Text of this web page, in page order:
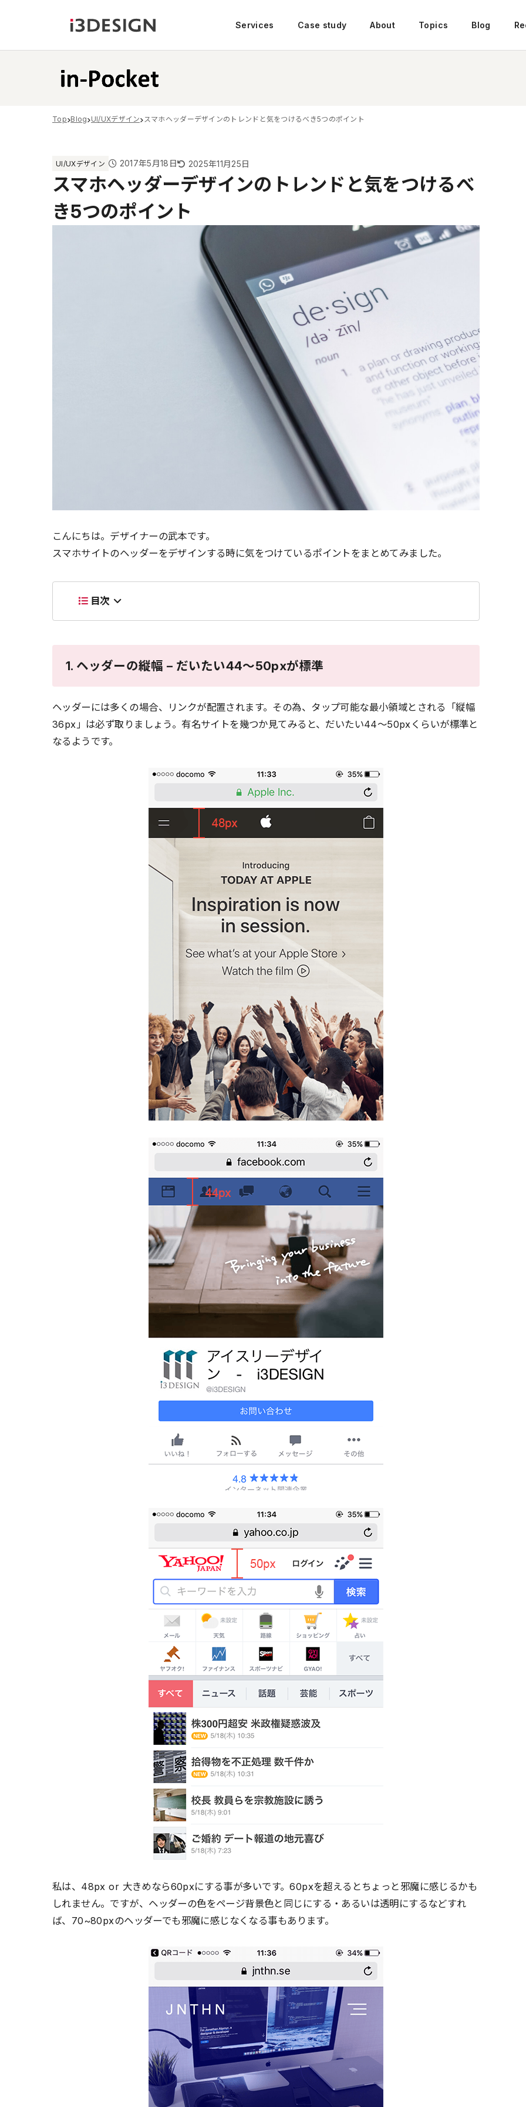
Services Case study About Topics Blog
Top Blog UI/UXデザイン スマホヘッダーデザインのトレンドと気をつけるべき5つのポイント
UI/UXデザイン 2017年5月18日 2025年11月25日
スマホヘッダーデザインのトレンドと気をつけるべ
き5つのポイント
こんにちは。デザイナーの武本です。
スマホサイトのヘッダーをデザインする時に気をつけているポイントをまとめてみました。
目次
1. ヘッダーの縦幅 – だいたい44〜50pxが標準
ヘッダーには多くの場合、リンクが配置されます。その為、タップ可能な最小領域とされる「縦幅
36px」は必ず取りましょう。有名サイトを幾つか見てみると、だいたい44〜50pxくらいが標準と
なるようです。
私は、48px or 大きめなら60pxにする事が多いです。60pxを超えるとちょっと邪魔に感じるかも
しれません。ですが、ヘッダーの色をページ背景色と同じにする・あるいは透明にするなどすれ
ば、70~80pxのヘッダーでも邪魔に感じなくなる事もあります。